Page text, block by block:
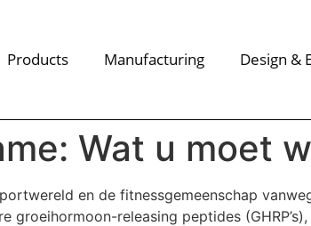
Products Manufacturing Design &
Wat u moet
en de fitnessgemeenschap
releasing peptides